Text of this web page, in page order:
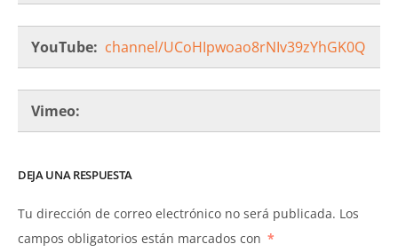
YouTube: channel/UCoHIpwoao8rNIv39zYhGK0Q
Vimeo:
DEJA UNA RESPUESTA
Tu dirección de correo electrónico no será publicada. Los
campos obligatorios están marcados con *